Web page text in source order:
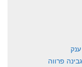
פרווה